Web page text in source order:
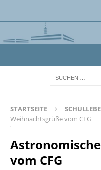
STARTSEITE
Weihnachtsgrüße vom CFG
vom CFG